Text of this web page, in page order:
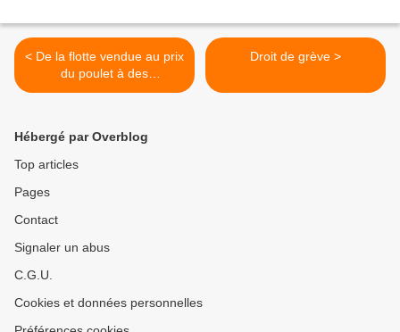
< De la flotte vendue au prix
du poulet à des
associations caritatives. Ce
Droit de grève >
Hébergé par Overblog
Top articles
Pages
Contact
Signaler un abus
C.G.U.
Cookies et données personnelles